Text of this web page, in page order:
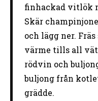
finhackad vitlök
Skär
och lägg ner.
värme tills all
rödvin och
buljong från
grädde.